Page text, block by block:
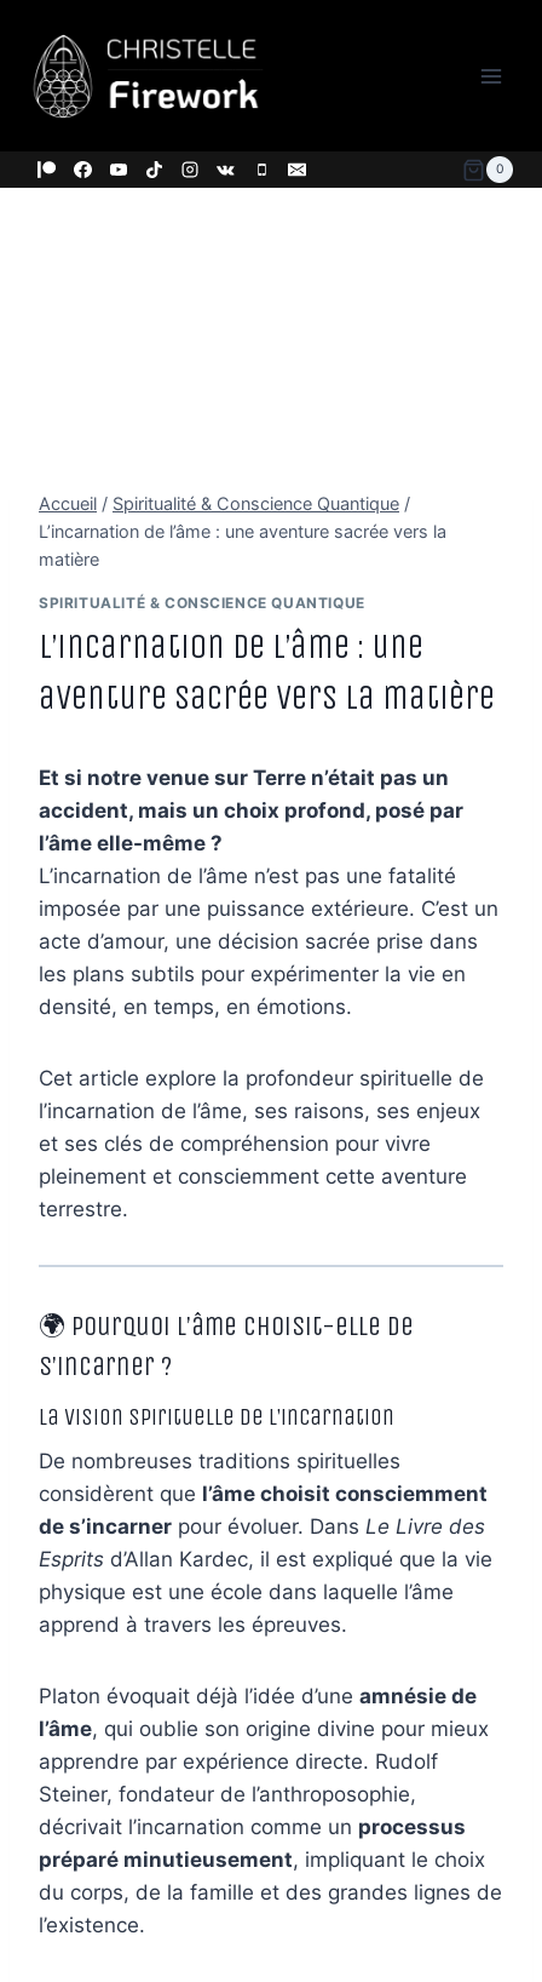
contenu
0
Accueil / Spiritualité & Conscience Quantique /
L’incarnation de l’âme : une aventure sacrée vers la
matière
SPIRITUALITÉ & CONSCIENCE QUANTIQUE
L’incarnation de l’âme : une
aventure sacrée vers la matière
Et si notre venue sur Terre n’était pas un
accident, mais un choix profond, posé par
l’âme elle-même ?
L’incarnation de l’âme n’est pas une fatalité
imposée par une puissance extérieure. C’est un
acte d’amour, une décision sacrée prise dans
les plans subtils pour expérimenter la vie en
densité, en temps, en émotions.
Cet article explore la profondeur spirituelle de
l’incarnation de l’âme, ses raisons, ses enjeux
et ses clés de compréhension pour vivre
pleinement et consciemment cette aventure
terrestre.
🌍 Pourquoi l’âme choisit-elle de
s’incarner ?
La vision spirituelle de l’incarnation
De nombreuses traditions spirituelles
considèrent que l’âme choisit consciemment
de s’incarner pour évoluer. Dans Le Livre des
Esprits d’Allan Kardec, il est expliqué que la vie
physique est une école dans laquelle l’âme
apprend à travers les épreuves.
Platon évoquait déjà l’idée d’une amnésie de
l’âme, qui oublie son origine divine pour mieux
apprendre par expérience directe. Rudolf
Steiner, fondateur de l’anthroposophie,
décrivait l’incarnation comme un processus
préparé minutieusement, impliquant le choix
du corps, de la famille et des grandes lignes de
l’existence.